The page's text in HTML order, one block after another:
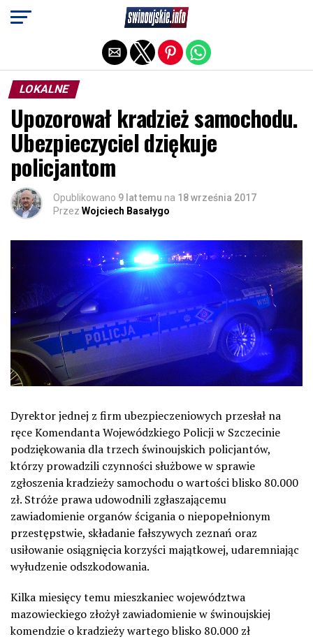
LOKALNE
Upozorował kradzież samochodu.
Ubezpieczyciel dziękuje
policjantom
Opublikowano 9 lat temu na 18 września 2017
Przez Wojciech Basałygo
Dyrektor jednej z firm ubezpieczeniowych przesłał na
ręce Komendanta Wojewódzkiego Policji w Szczecinie
podziękowania dla trzech świnoujskich policjantów,
którzy prowadzili czynności służbowe w sprawie
zgłoszenia kradzieży samochodu o wartości blisko 80.000
zł. Stróże prawa udowodnili zgłaszającemu
zawiadomienie organów ścigania o niepopełnionym
przestępstwie, składanie fałszywych zeznań oraz
usiłowanie osiągnięcia korzyści majątkowej, udaremniając
wyłudzenie odszkodowania.
Kilka miesięcy temu mieszkaniec województwa
mazowieckiego złożył zawiadomienie w świnoujskiej
komendzie o kradzieży wartego blisko 80.000 zł
Exit mobile version